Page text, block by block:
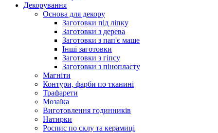
Декорування
Основа для декору
Заготовки під ліпку
Заготовки з дерева
Заготовки з пап'є маше
Інші заготовки
Заготовки з гіпсу
Заготовки з пінопласту
Магніти
Контури, фарби по тканині
Трафарети
Мозаїка
Виготовлення годинників
Натирки
Роспис по склу та керамиці